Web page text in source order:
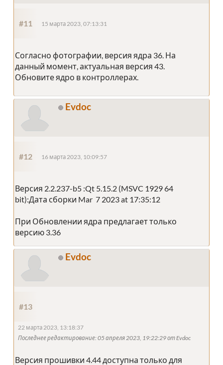
#11 15 марта 2023, 07:13:31
Согласно фотографии, версия ядра 36. На
данный момент, актуальная версия 43.
Обновите ядро в контроллерах.
Evdoc
#12 16 марта 2023, 10:09:57
Версия 2.2.237-b5 :Qt 5.15.2 (MSVC 1929 64
bit):Дата сборки Mar 7 2023 at 17:35:12
При Обновлении ядра предлагает только
версию 3.36
Evdoc
#13
22 марта 2023, 13:18:37
Последнее редактирование: 05 апреля 2023, 19:22:29 от Evdoc
Версия прошивки 4.44 доступна только для